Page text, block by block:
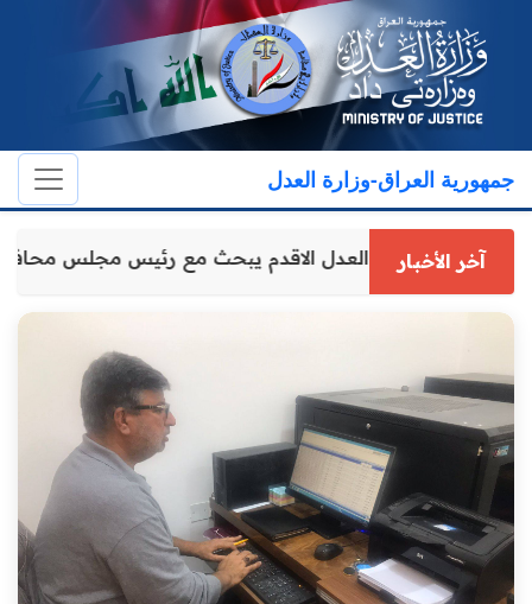
جمهورية العراق-وزارة العدل
آخر الأخباروكيل وزارة العدل الاقدم يبحث مع رئيس مجلس